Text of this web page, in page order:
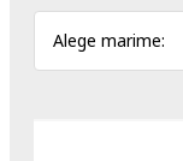
Alege marime: